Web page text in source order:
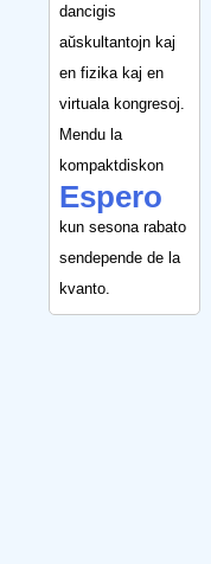
dancigis
aŭskultantojn kaj
en fizika kaj en
virtuala kongresoj.
Mendu la
kompaktdiskon
Espero
kun sesona rabato
sendepende de la
kvanto.